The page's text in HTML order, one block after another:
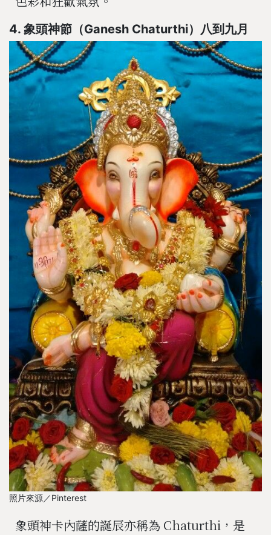
4. 象頭神節（Ganesh Chaturthi）八到九月
照片來源／Pinterest
象頭神卡內薩的誕辰亦稱為 Chaturthi，是